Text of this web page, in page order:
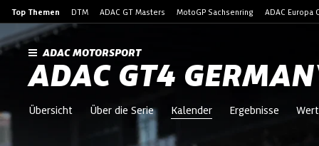
Top Themen DTM ADAC GT Masters MotoGP Sachsenring ADAC Europa
ADAC MOTORSPORT
ADAC GT4
Übersicht Über die Serie Kalender Ergebnisse